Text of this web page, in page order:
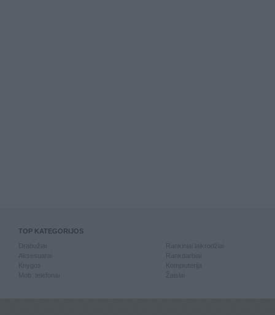
TOP KATEGORIJOS
Knygos
Mob. telefonai
Kompiuterija
Žaislai